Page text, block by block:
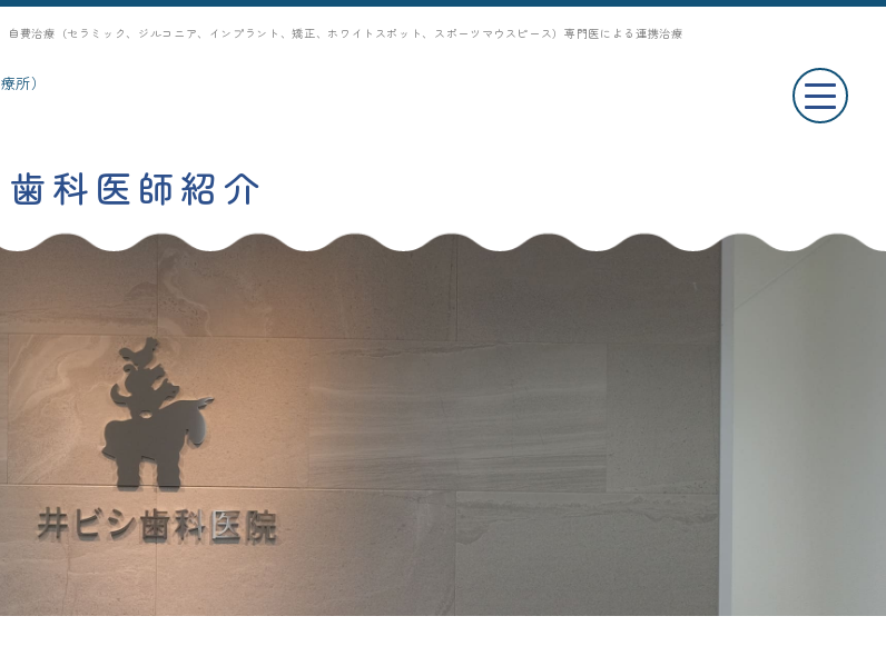
費治療（セラミック、ジルコニア、インプラント、矯正、ホワイトスポット、スポーツマウスピース）専門医による連携治療
所）
歯科医師紹介